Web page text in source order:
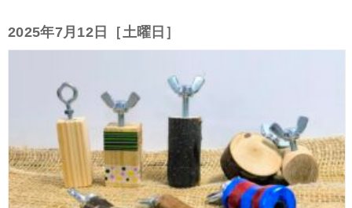
2025年7月12日［土曜日］